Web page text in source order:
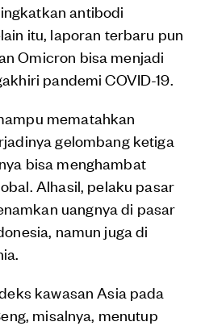
antibodi
itu, laporan terbaru pun
Omicron bisa menjadi
pandemi COVID-19.
mematahkan
gelombang ketiga
bisa menghambat
Alhasil, pelaku pasar
uangnya di pasar
namun juga di
kawasan Asia pada
misalnya, menutup